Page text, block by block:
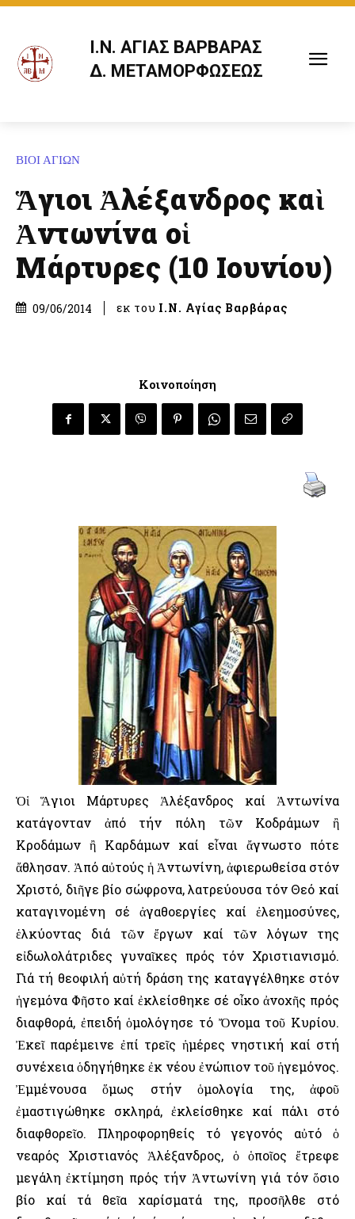
Ι.Ν. ΑΓΙΑΣ ΒΑΡΒΑΡΑΣ
Δ. ΜΕΤΑΜΟΡΦΩΣΕΩΣ
ΒΙΟΙ ΑΓΙΩΝ
Ἅγιοι Ἀλέξανδρος καὶ
Ἀντωνίνα οἱ
Μάρτυρες (10 Ιουνίου)
09/06/2014 εκ του Ι.Ν. Αγίας Βαρβάρας
Κοινοποίηση
Ὁἱ Ἅγιοι Μάρτυρες Ἀλέξανδρος καί Ἀντωνίνα
κατάγονταν ἀπό τήν πόλη τῶν Κοδράμων ἢ
Κροδάμων ἢ Καρδάμων καί εἶναι ἄγνωστο πότε
ἄθλησαν. Ἀπό αὐτούς ἡ Ἀντωνίνη, ἀφιερωθείσα στόν
Χριστό, διῆγε βίο σώφρονα, λατρεύουσα τόν Θεό καί
καταγινομένη σέ ἀγαθοεργίες καί ἐλεημοσύνες,
ἑλκύοντας διά τῶν ἔργων καί τῶν λόγων της
εἰδωλολάτριδες γυναῖκες πρός τόν Χριστιανισμό.
Γιά τή θεοφιλή αὐτή δράση της καταγγέλθηκε στόν
ἡγεμόνα Φῆστο καί ἐκλείσθηκε σέ οἶκο ἀνοχῆς πρός
διαφθορά, ἐπειδή ὁμολόγησε τό Ὄνομα τοῦ Κυρίου.
Ἐκεῖ παρέμεινε ἐπί τρεῖς ἡμέρες νηστική καί στή
συνέχεια ὁδηγήθηκε ἐκ νέου ἐνώπιον τοῦ ἡγεμόνος.
Ἐμμένουσα ὅμως στήν ὁμολογία της, ἀφοῦ
ἐμαστιγώθηκε σκληρά, ἐκλείσθηκε καί πάλι στό
διαφθορεῖο. Πληροφορηθείς τό γεγονός αὐτό ὁ
νεαρός Χριστιανός Ἀλέξανδρος, ὁ ὁποῖος ἔτρεφε
μεγάλη ἐκτίμηση πρός τήν Ἀντωνίνη γιά τόν ὅσιο
βίο καί τά θεῖα χαρίσματά της, προσῆλθε στό